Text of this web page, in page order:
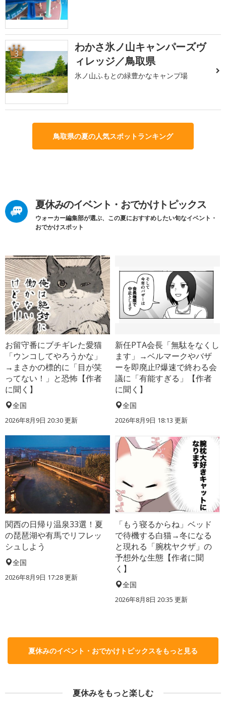
3
わかさ氷ノ山キャンパーズヴ
ィレッジ／鳥取県
氷ノ山ふもとの緑豊かなキャンプ場
鳥取県の夏の人気スポットランキング
夏休みのイベント・おでかけトピックス
ウォーカー編集部が選ぶ、この夏におすすめしたい旬なイベント・
おでかけスポット
お留守番にブチギレた愛猫
「ウンコしてやろうかな」
→まさかの標的に「目が笑
ってない！」と恐怖【作者
に聞く】
全国
2026年8月9日 20:30更新
新任PTA会長「無駄をなくし
ます」→ベルマークやバザ
ーを即廃止!?爆速で終わる会
議に「有能すぎる」【作者
に聞く】
全国
2026年8月9日 18:13 更新
関西の日帰り温泉33選！夏
の琵琶湖や有馬でリフレッ
シュしよう
全国
2026年8月9日 17:28更新
「もう寝るからね」ベッド
で待機する白猫→冬になる
と現れる「腕枕ヤクザ」の
予想外な生態【作者に聞
く】
全国
2026年8月8日 20:35 更新
夏休みのイベント・おでかけトピックスをもっと見る
夏休みをもっと楽しむ